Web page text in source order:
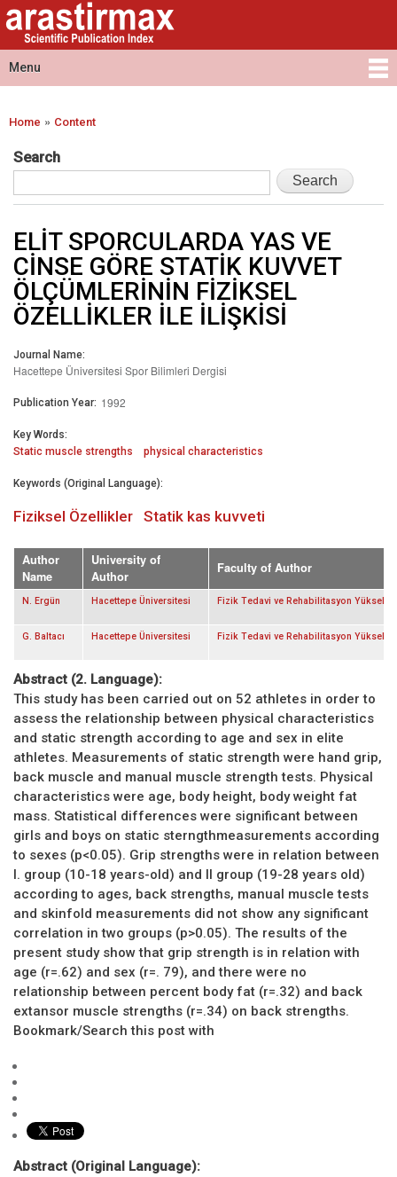
Skip to
main
content
Arastirmax
- Scientific
Publication
Index
Arastirmax
Scientific
Publication
Index
Menu
Main menu
You are here
Home » Content
Search
ELİT SPORCULARDA YAS VE
CİNSE GÖRE STATİK KUVVET
ÖLÇÜMLERİNİN FİZİKSEL
ÖZELLİKLER İLE İLİŞKİSİ
Journal Name:
Hacettepe Üniversitesi Spor Bilimleri Dergisi
Publication Year: 1992
Key Words:
Static muscle strengths
physical characteristics
Keywords (Original Language):
Fiziksel Özellikler Statik kas kuvveti
Author
Name
University of
Author
Faculty of Author
N. Ergün Hacettepe Üniversitesi Fizik Tedavi ve Rehabilitasyon
G. Baltacı Hacettepe Üniversitesi Fizik Tedavi ve Rehabilitasyon
Abstract (2. Language):
This study has been carried out on 52 athletes in order to
assess the relationship between physical characteristics
and static strength according to age and sex in elite
athletes. Measurements of static strength were hand grip,
back muscle and manual muscle strength tests. Physical
characteristics were age, body height, body weight fat
mass. Statistical differences were significant between
girls and boys on static sterngthmeasurements according
to sexes (p<0.05). Grip strengths were in relation between
I. group (10-18 years-old) and II group (19-28 years old)
according to ages, back strengths, manual muscle tests
and skinfold measurements did not show any significant
correlation in two groups (p>0.05). The results of the
present study show that grip strength is in relation with
age (r=.62) and sex (r=. 79), and there were no
relationship between percent body fat (r=.32) and back
extansor muscle strengths (r=.34) on back strengths.
Bookmark/Search this post with
Abstract (Original Language):